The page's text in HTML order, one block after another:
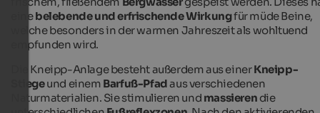
einebelebende und erfrischende Wirkungfür müde Beine,
welche besonders in der warmen Jahreszeit als wohltuend
empfunden wird.
Die Kneipp-Anlage besteht außerdem aus einerKneipp-
Stiegeund einem Barfuß-Pfadaus verschiedenen
Naturmaterialien. Sie stimulieren und massieren die